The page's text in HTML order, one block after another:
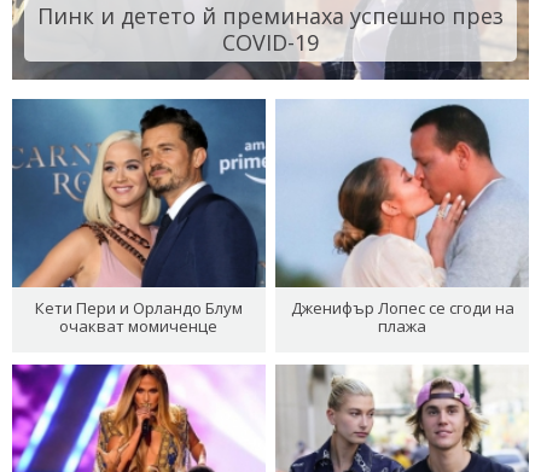
Пинк и детето й преминаха успешно през
COVID-19
Кети Пери и Орландо Блум
очакват момиченце
Дженифър Лопес се сгоди на
плажа